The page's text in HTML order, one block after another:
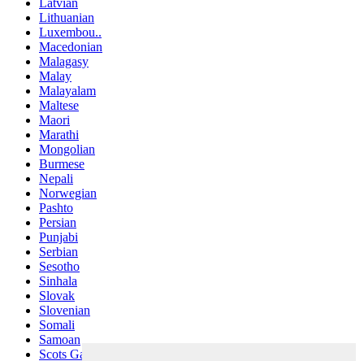
Latvian
Lithuanian
Luxembou..
Macedonian
Malagasy
Malay
Malayalam
Maltese
Maori
Marathi
Mongolian
Burmese
Nepali
Norwegian
Pashto
Persian
Punjabi
Serbian
Sesotho
Sinhala
Slovak
Slovenian
Somali
Samoan
Scots Gaelic